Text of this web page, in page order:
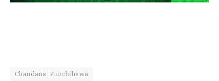
Chandana Punchihewa